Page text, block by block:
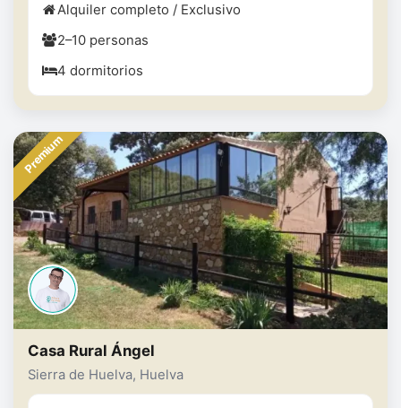
Alquiler completo / Exclusivo
2–10 personas
4 dormitorios
Premium
Casa Rural Ángel
Sierra de Huelva, Huelva